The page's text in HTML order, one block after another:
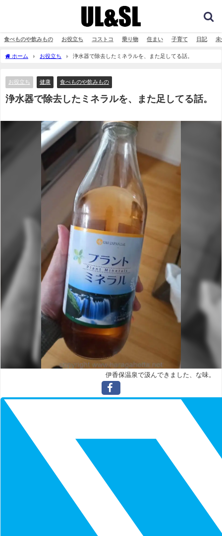
食べものや飲みもの お役立ち コストコ 乗り物 住まい 子育て 日記 未
ホーム お役立ち 浄水器で除去したミネラルを、また足してる話。
お役立ち 健康 食べものや飲みもの
浄水器で除去したミネラルを、また足してる話。
伊香保温泉で汲んできました、な味。